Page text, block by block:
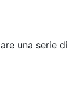
una serie di